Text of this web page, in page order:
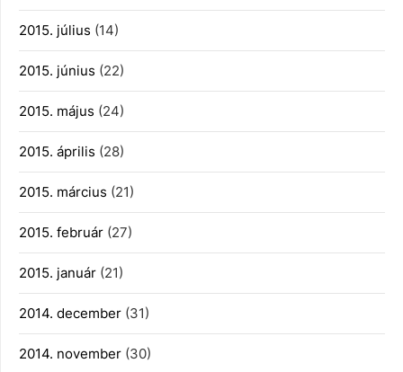
2015. július (14)
2015. június (22)
2015. május (24)
2015. április (28)
2015. március (21)
2015. február (27)
2015. január (21)
2014. december (31)
2014. november (30)